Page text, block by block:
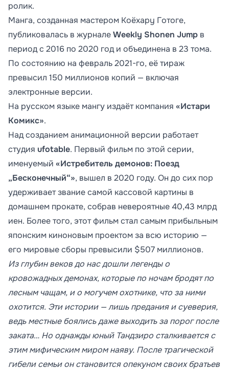
ролик.
Манга, созданная мастером Koёxapy Гoтoгe,
публиковалась в журналеWeekly Shonen Jump в
период с 2016 по 2020 год и объединена в 23 тома.
По состоянию на февраль 2021-го, её тираж
превысил 150 миллионов копий — включая
электронные версии.
На русском языке мангу издаёт компания «Истари
Комикс».
Над созданием анимационной версии работает
студия ufotable. Первый фильм по этой серии,
именуемый «Истребитель демонов: Поезд
„Бесконечный“», вышел в 2020 году. Он до сих пор
удерживает звание самой кассовой картины в
домашнем прокате, собрав невероятные 40,43 млрд
иен. Более того, этот фильм стал самым прибыльным
японским киноновым проектом за всю историю —
его мировые сборы превысили $507 миллионов.
Из глубин веков до нас дошли легенды о
кровожадных демонах, которые по ночам бродят по
лесным чащам, и о могучем охотнике, что за ними
охотится. Эти истории — лишь предания и суеверия,
ведь местные боялись даже выходить за порог после
заката… Но однажды юный Тандзиро сталкивается с
этим мифическим миром наяву. После трагической
гибели семьи он становится опекуном своих братьев